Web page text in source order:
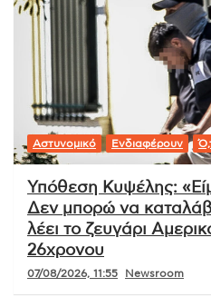
Αστυνομικό Ενδιαφέρουν
Υπόθεση Κυψέλης:
Δεν μπορώ να
λέει το ζευγάρι
26χρονου
07/08/2026, 11:55 Newsroom